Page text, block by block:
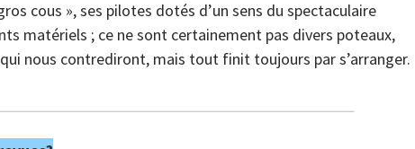
cous », ses pilotes dotés d’un sens du spectaculaire
matériels ; ce ne sont certainement pas divers poteaux,
nous contrediront, mais tout finit toujours par s’arranger.